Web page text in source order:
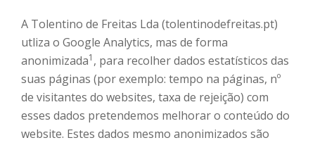
A Tolentino de Freitas Lda (tolentinodefreitas.pt)
utliza o Google Analytics, mas de forma
anonimizada1 , para recolher dados estatísticos das
suas páginas (por exemplo: tempo na páginas, nº
de visitantes do websites, taxa de rejeição) com
esses dados pretendemos melhorar o conteúdo do
website. Estes dados mesmo anonimizados são